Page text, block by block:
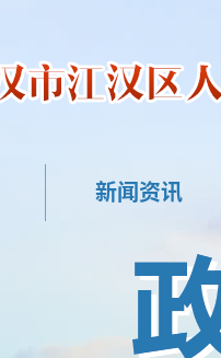
新闻资讯